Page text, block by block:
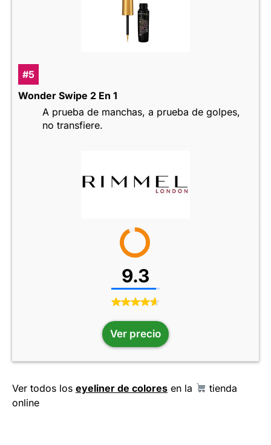
#5
Wonder Swipe 2 En 1
A prueba de manchas, a prueba de golpes,
no transfiere.
9.3
Ver precio
Ver todos los eyeliner de colores en la
tienda
online